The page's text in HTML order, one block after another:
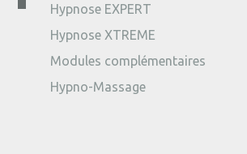
Hypnose EXPERT
Hypnose XTREME
Modules complémentaires
Hypno-Massage